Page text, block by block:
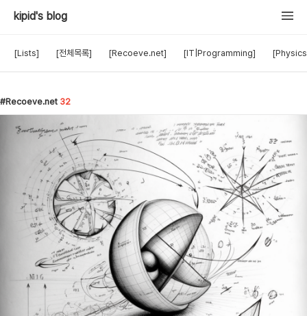
kipid's blog
[Lists] [전체목록] [Recoeve.net] [IT|Programming]
Recoeve.net 32